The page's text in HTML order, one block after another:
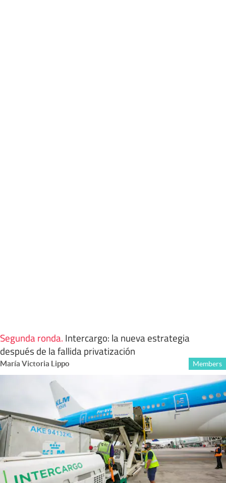
Segunda ronda. Intercargo: la nueva estrategia
después de la fallida privatización
María Victoria Lippo Members